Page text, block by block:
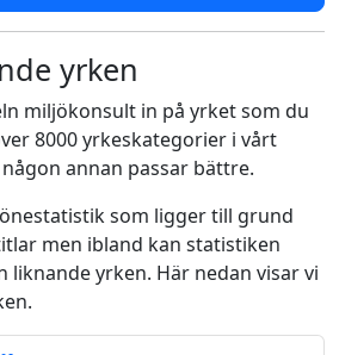
yrken
miljökonsult in på yrket som du
8000 yrkeskategorier i vårt
annan passar bättre.
som ligger till grund
men ibland kan statistiken
liknande yrken. Här nedan visar vi